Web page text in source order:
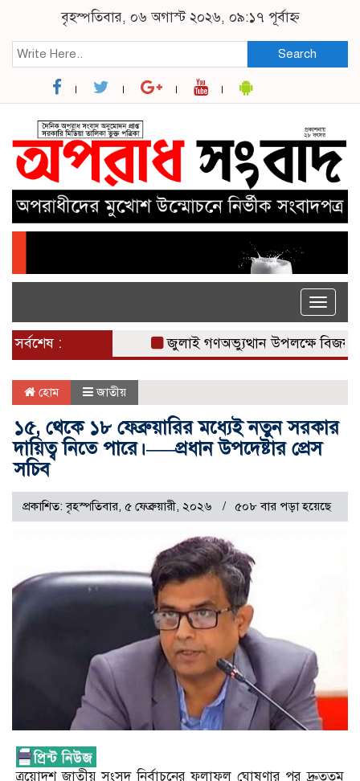
বৃহস্পতিবার, ০৬ অগাস্ট ২০২৬, ০৯:১৭ পূর্বাহ্ন
Search
Toggle
সর্বশেষ : জুলাই গণঅভ্যুত্থান উপলক্ষে
হোম জাতীয়
১৫, থেকে ১৮ ফেব্রুয়ারির মধ্যেই নতুন সরকার
দায়িত্ব নিতে পারে।—–প্রধান উপদেষ্টার প্রেস
সচিব
প্রকাশিত: বৃহস্পতিবার, ৫ ফেব্রুয়ারী, ২০২৬ ৫০৮ বার পড়া হয়েছে
ত্রয়োদশ জাতীয় সংসদ নির্বাচনের ফলাফল ঘোষণার পর দ্রুততম